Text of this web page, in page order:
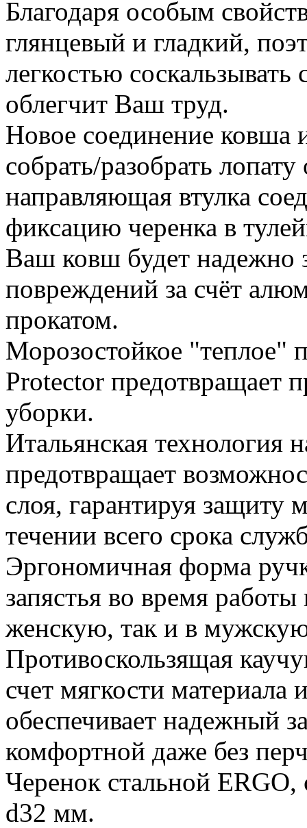
Благодаря особым
глянцевый и гладкий,
легкостью соскальзывать
облегчит Ваш труд.
Новое соединение ковша
собрать/разобрать
направляющая втулка
фиксацию черенка в
Ваш ковш будет надежно
повреждений за счёт
прокатом.
Морозостойкое "теплое"
Protector предотвращает
уборки.
Итальянская технология
предотвращает
слоя, гарантируя защиту
течении всего срока
Эргономичная форма
запястья во время
женскую, так и в
Противоскользящая
счет мягкости
обеспечивает надежный
комфортной даже без
Черенок стальной
d32 мм.